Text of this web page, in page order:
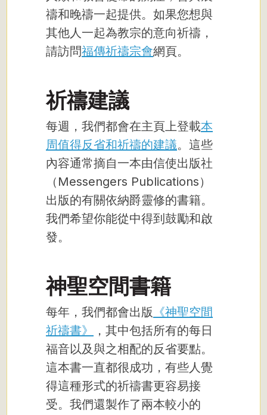
禱和晚禱一起提供。如果您想與
其他人一起為教宗的意向祈禱，
請訪問福傳祈禱宗會網頁。
祈禱建議
每週，我們都會在主頁上登載本
周值得反省和祈禱的建議。這些
內容通常摘自一本由信使出版社
（Messengers Publications）
出版的有關依納爵靈修的書籍。
我們希望你能從中得到鼓勵和啟
發。
神聖空間書籍
每年，我們都會出版 《神聖空間
祈禱書》
，其中包括所有的每日
福音以及與之相配的反省要點。
這本書一直都很成功，有些人覺
得這種形式的祈禱書更容易接
受。我們還製作了兩本較小的